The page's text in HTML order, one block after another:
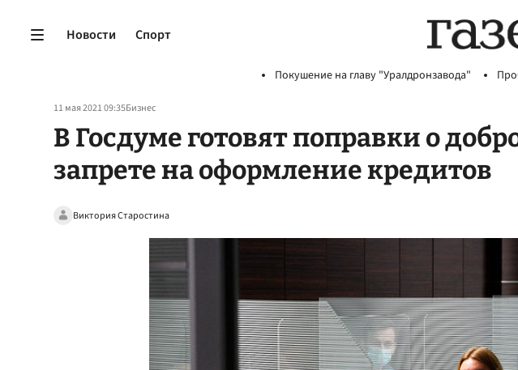
Новости Спорт
Покушение на главу "Уралдронзавода"
11 мая 2021 09:35Бизнес
В Госдуме готовят поправки о
запрете на оформление кредитов
Виктория Старостина